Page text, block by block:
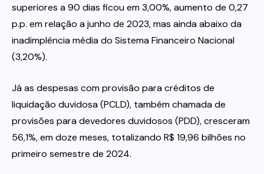
superiores a 90 dias ficou em 3,00%, aumento de 0,27
p.p. em relação a junho de 2023, mas ainda abaixo da
inadimplência média do Sistema Financeiro Nacional
(3,20%).
Já as despesas com provisão para créditos de
liquidação duvidosa (PCLD), também chamada de
provisões para devedores duvidosos (PDD), cresceram
56,1%, em doze meses, totalizando R$ 19,96 bilhões no
primeiro semestre de 2024.